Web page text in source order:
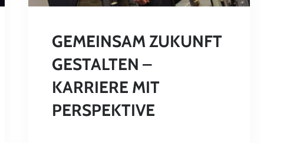
GEMEINSAM ZUKUNFT
GESTALTEN –
KARRIERE MIT
PERSPEKTIVE